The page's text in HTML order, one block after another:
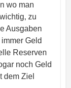
wo man
zu
Ausgaben
Geld
Reserven
noch Geld
dem Ziel